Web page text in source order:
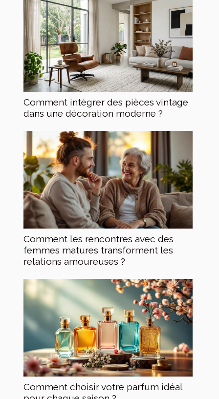
Comment intégrer des pièces vintage
dans une décoration moderne ?
Comment les rencontres avec des
femmes matures transforment les
relations amoureuses ?
Comment choisir votre parfum idéal